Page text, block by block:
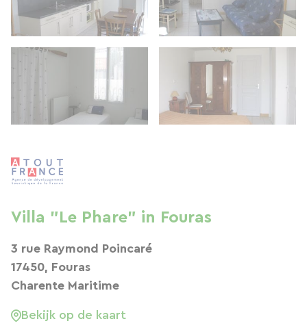
Villa "Le Phare" in Fouras
3 rue Raymond Poincaré
17450, Fouras
Charente Maritime
Bekijk op de kaart